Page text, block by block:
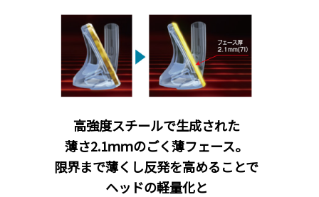
高強度スチールで生成された
薄さ2.1ｍｍのごく薄フェース。
限界まで薄くし反発を高めることで
ヘッドの軽量化と